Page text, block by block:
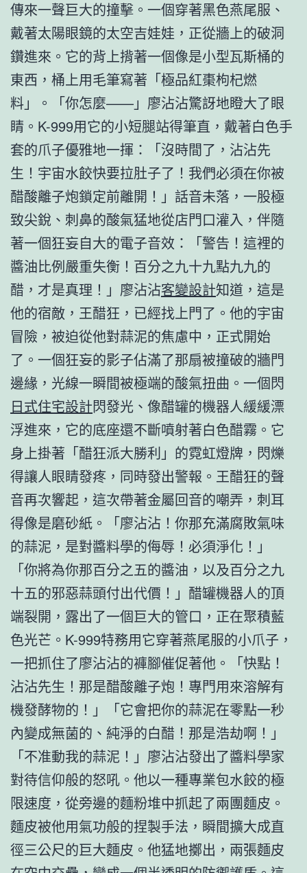
傳來一聲巨大的撞擊。一個穿著黑色燕尾服、
戴著太陽眼鏡的太空吉娃娃，正從牆上的破洞
鑽進來。它的背上揹著一個像是小型瓦斯桶的
東西，桶上用毛筆寫著「極品紅棗枸杞燃
料」。「你怎麼——」廖沾沾驚訝地瞪大了眼
睛。K-999用它的小短腿站得筆直，戴著白色手
套的爪子優雅地一揮：「沒時間了，沾沾先
生！宇宙水餃快要拉肚子了！我們必須在你被
醋酸離子炮鎖定前離開！」話音未落，一股極
致尖銳、刺鼻的酸氣猛地從店門口灌入，伴隨
著一個狂妄自大的電子音效：「警告！這裡的
醬油比例嚴重失衡！百分之九十九點九九的
醋，才是真理！」廖沾沾客變設計知道，這是
他的宿敵，王醋狂，已經找上門了。他的宇宙
冒險，被迫從他對蒜泥的焦慮中，正式開始
了。一個狂妄的影子佔滿了那扇被撞破的牆門
邊緣，光線一瞬間被極端的酸氣扭曲。一個閃
日式住宅設計閃發光、像醋罐的機器人緩緩漂
浮進來，它的底座還不斷噴射著白色醋霧。它
身上掛著「醋狂派大勝利」的霓虹燈牌，閃爍
得讓人眼睛發疼，同時發出警報。王醋狂的聲
音再次響起，這次帶著金屬回音的嘲弄，刺耳
得像是磨砂紙。「廖沾沾！你那充滿腐敗氣味
的蒜泥，是對醬料學的侮辱！必須淨化！」
「你將為你那百分之五的醬油，以及百分之九
十五的邪惡蒜頭付出代價！」醋罐機器人的頂
端裂開，露出了一個巨大的管口，正在聚積藍
色光芒。K-999特務用它穿著燕尾服的小爪子，
一把抓住了廖沾沾的褲腳催促著他。「快點！
沾沾先生！那是醋酸離子炮！專門用來溶解有
機發酵物的！」「它會把你的蒜泥在零點一秒
內變成無菌的、純淨的白醋！那是浩劫啊！」
「不准動我的蒜泥！」廖沾沾發出了醬料學家
對待信仰般的怒吼。他以一種專業包水餃的極
限速度，從旁邊的麵粉堆中抓起了兩團麵皮。
麵皮被他用氣功般的捏製手法，瞬間擴大成直
徑三公尺的巨大麵皮。他猛地擲出，兩張麵皮